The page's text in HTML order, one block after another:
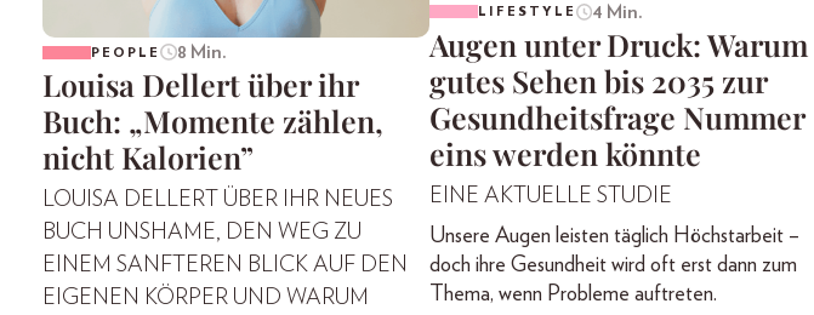
PEOPLE 8 Min.
Louisa Dellert über ihr
Buch: „Momente zählen,
nicht Kalorien”
LOUISA DELLERT ÜBER IHR NEUES
BUCH UNSHAME, DEN WEG ZU
EINEM SANFTEREN BLICK AUF DEN
EIGENEN KÖRPER UND WARUM
LIFESTYLE 4 Min.
Augen unter Druck: Warum
gutes Sehen bis 2035 zur
Gesundheitsfrage Nummer
eins werden könnte
EINE AKTUELLE STUDIE
Unsere Augen leisten täglich Höchstarbeit –
doch ihre Gesundheit wird oft erst dann zum
Thema, wenn Probleme auftreten.